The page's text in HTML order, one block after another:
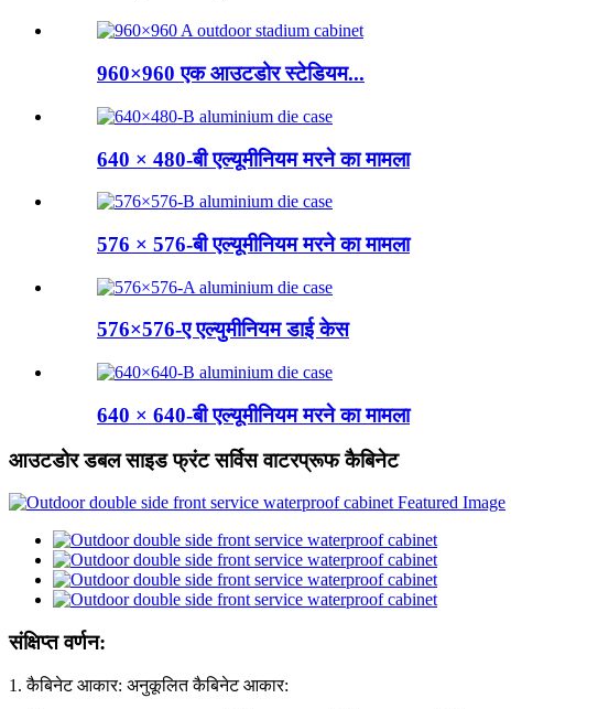
960×960 एक आउटडोर स्टेडियम...
640 × 480-बी एल्यूमीनियम मरने का मामला
576 × 576-बी एल्यूमीनियम मरने का मामला
576×576-ए एल्युमीनियम डाई केस
640 × 640-बी एल्यूमीनियम मरने का मामला
आउटडोर डबल साइड फ्रंट सर्विस वाटरप्रूफ कैबिनेट
संक्षिप्त वर्णन:
1. कैबिनेट आकार: अनुकूलित कैबिनेट आकार: